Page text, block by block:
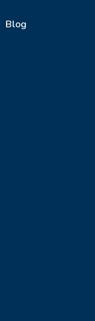
Blog